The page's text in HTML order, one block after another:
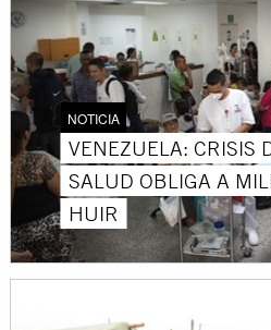
NOTICIA
VENEZUELA: CRISIS
SALUD OBLIGA A
HUIR